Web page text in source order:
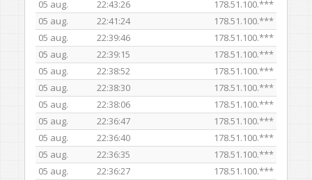
05 aug. 22:43:26
178.51.100.***
05 aug.
22:41:24
178.51.100.***
05 aug.
22:39:46
178.51.100.***
05 aug.
22:39:15
178.51.100.***
05 aug.
22:38:52
178.51.100.***
05 aug.
22:38:30
178.51.100.***
05 aug.
22:38:06
178.51.100.***
05 aug.
22:36:47
178.51.100.***
05 aug.
22:36:40
178.51.100.***
05 aug.
22:36:35
178.51.100.***
05 aug.
22:36:27
178.51.100.***